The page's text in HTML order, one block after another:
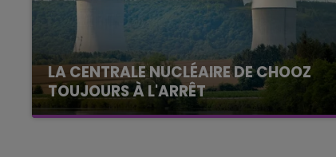
LA CENTRALE NUCLÉAIRE DE CHOOZ
TOUJOURS À L'ARRÊT
Cela fait déjà une semaine que la centrale